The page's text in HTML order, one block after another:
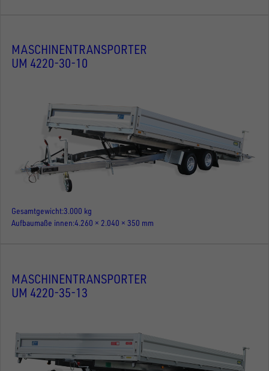
MASCHINENTRANSPORTER
UM 4220-30-10
Gesamtgewicht3.000 kg
Aufbaumaße innen 4.260 × 2.040 × 350 mm
MASCHINENTRANSPORTER
UM 4220-35-13